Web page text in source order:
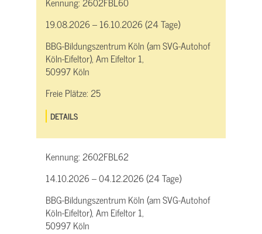
19.08.2026 – 16.10.2026 (24 Tage)
BBG-Bildungszentrum Köln (am SVG-Autohof
Köln-Eifeltor), Am Eifeltor 1,
50997 Köln
Freie Plätze:25
DETAILS
Kennung:2602FBL62
14.10.2026 – 04.12.2026 (24 Tage)
BBG-Bildungszentrum Köln (am SVG-Autohof
Köln-Eifeltor), Am Eifeltor 1,
50997 Köln